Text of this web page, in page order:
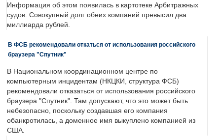
Информация об этом появилась в картотеке Арбитражных
судов. Совокупный долг обеих компаний превысил два
миллиарда рублей.
В ФСБ рекомендовали откаться от использования российского
браузера "Спутник"
В Национальном координационном центре по
компьютерным инцидентам (НКЦКИ, структура ФСБ)
рекомендовали отказаться от использования российского
браузера "Спутник". Там допускают, что это может быть
небезопасно, поскольку создавшая его компания
обанкротилась, а доменное имя выкуплено компанией из
США.